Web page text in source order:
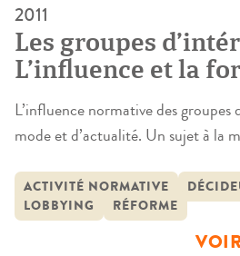
2011
Les groupes
L’influence et la
normative des
: identification,
encadrement
L’influence normative des groupes
mode et d’actualité. Un sujet à la
est une question récurrente dans
française. Un sujet d’actualité car
comités de réflexion ne cessent
ACTIVITÉ NORMATIVE
LOBBYING
RÉFORME